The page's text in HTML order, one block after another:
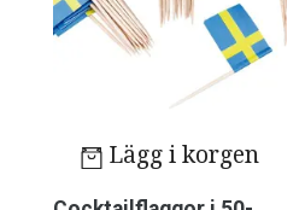
Lägg i korgen